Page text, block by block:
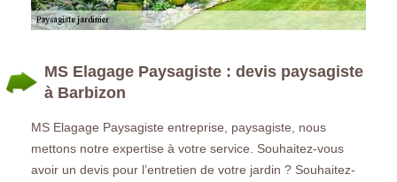
MS Elagage Paysagiste : devis paysagiste
à Barbizon
MS Elagage Paysagiste entreprise, paysagiste, nous
mettons notre expertise à votre service. Souhaitez-vous
avoir un devis pour l’entretien de votre jardin ? Souhaitez-